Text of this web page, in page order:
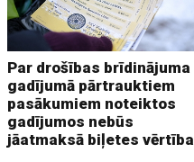
Par drošības brīdinājuma
gadījumā pārtrauktiem
pasākumiem noteiktos
gadījumos nebūs
jāatmaksā biļetes vērtība